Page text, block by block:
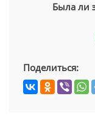
Была ли
Поделиться: